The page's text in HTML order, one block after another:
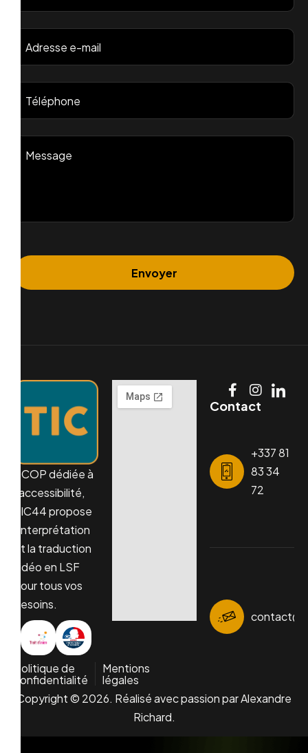
SCOP dédiée à
l’accessibilité,
TIC44 propose
l’interprétation
et la traduction
vidéo en LSF
pour tous vos
besoins.
Politique de
confidentialité
Mentions
légales
Contact
+337 81
83 34
72
Copyright © 2026. Réalisé avec passion par Alexandre
Richard.